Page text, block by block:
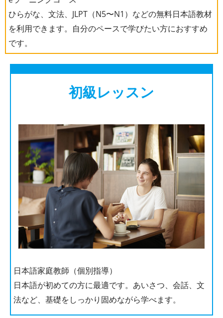
ひらがな、文法、JLPT（N5〜N1）などの無料日本語教材
を利用できます。自分のペースで学びたい方におすすめ
です。
初級レッスン
日本語家庭教師（個別指導）
日本語が初めての方に最適です。あいさつ、会話、文
法など、基礎をしっかり固めながら学べます。